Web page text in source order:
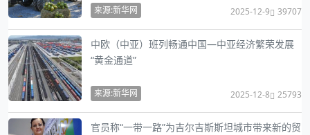
来源:新华网 2025-12-9 39707
中欧（中亚）班列畅通中国—中亚经济繁荣发展
“黄金通道”
来源:新华网 2025-12-8 25793
官员称“一带一路”为吉尔吉斯斯坦城市带来新的贸